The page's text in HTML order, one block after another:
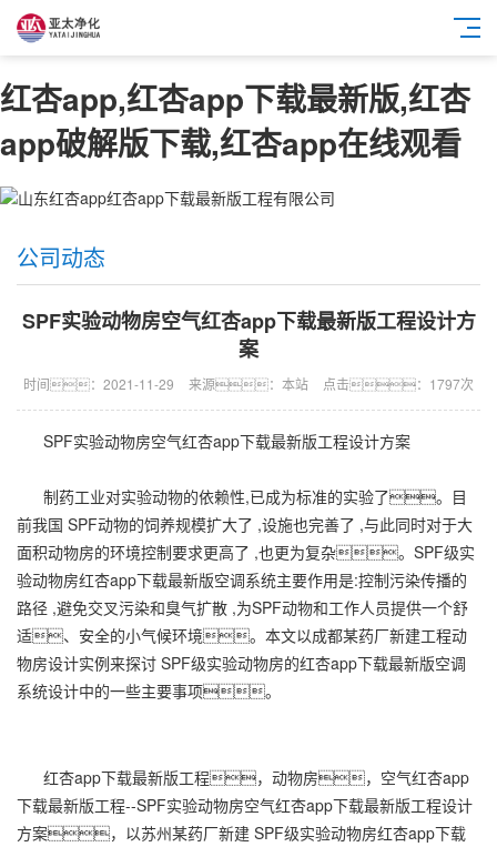
红杏app,红杏app下载最新版,红杏
app破解版下载,红杏app在线观看
公司动态
SPF实验动物房空气红杏app下载最新版工程设计方
案
时间：2021-11-29 来源：本站 点击：1797次
SPF实验动物房空气红杏app下载最新版工程设计方案
制药工业对实验动物的依赖性,已成为标准的实验了。目
前我国 SPF动物的饲养规模扩大了 ,设施也完善了 ,与此同时对于大
面积动物房的环境控制要求更高了 ,也更为复杂。SPF级实
验动物房红杏app下载最新版空调系统主要作用是:控制污染传播的
路径 ,避免交叉污染和臭气扩散 ,为SPF动物和工作人员提供一个舒
适、安全的小气候环境。本文以成都某药厂新建工程动
物房设计实例来探讨 SPF级实验动物房的红杏app下载最新版空调
系统设计中的一些主要事项。
红杏app下载最新版工程，动物房，空气红杏app
下载最新版工程--SPF实验动物房空气红杏app下载最新版工程设计
方案，以苏州某药厂新建 SPF级实验动物房红杏app下载